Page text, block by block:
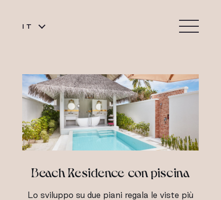
IT
Beach Residence con piscina
Lo sviluppo su due piani regala le viste più